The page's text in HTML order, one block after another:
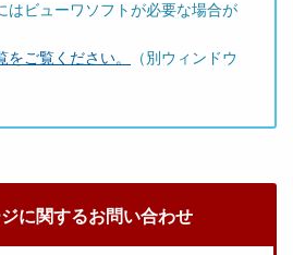
はビューワソフトが必要な場合が
ご覧ください。
（別ウィンドウ
に関するお問い合わせ